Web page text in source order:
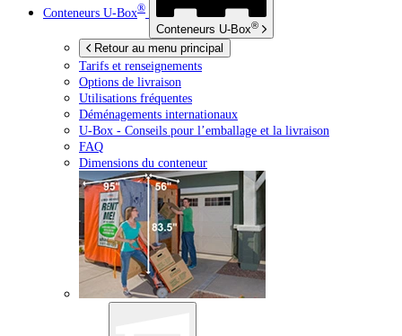
Conteneurs U-Box®
Conteneurs U-Box®
Retour au menu principal
Tarifs et renseignements
Options de livraison
Utilisations fréquentes
Déménagements internationaux
U-Box - Conseils pour l’emballage et la livraison
FAQ
Dimensions du conteneur